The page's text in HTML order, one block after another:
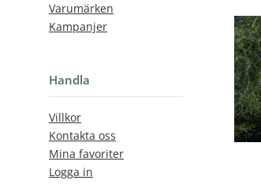
Varumärken
Kampanjer
Handla
Villkor
Kontakta oss
Mina favoriter
Logga in